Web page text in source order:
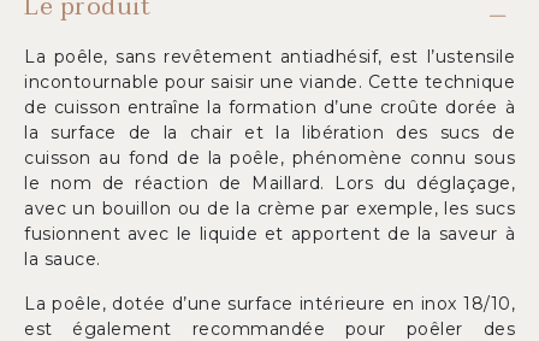
La poêle, sans revêtement antiadhésif, est l’ustensile
incontournable pour saisir une viande. Cette technique
de cuisson entraîne la formation d’une croûte dorée à
la surface de la chair et la libération des sucs de
cuisson au fond de la poêle, phénomène connu sous
le nom de réaction de Maillard. Lors du déglaçage,
avec un bouillon ou de la crème par exemple, les sucs
fusionnent avec le liquide et apportent de la saveur à
la sauce.
La poêle, dotée d’une surface intérieure en inox 18/10,
est également recommandée pour poêler des